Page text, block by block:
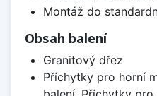
Montáž do
Obsah balení
Granitový dřez
Příchytky pro horní